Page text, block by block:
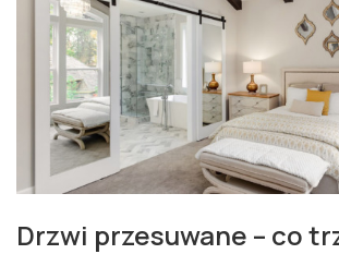
Drzwi przesuwane – co